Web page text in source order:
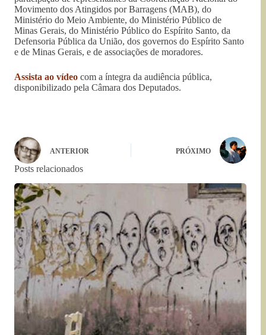
Movimento dos Atingidos por Barragens (MAB), do
Ministério do Meio Ambiente, do Ministério Público de
Minas Gerais, do Ministério Público do Espírito Santo, da
Defensoria Pública da União, dos governos do Espírito Santo
e de Minas Gerais, e de associações de moradores.
Assista ao vídeo com a íntegra da audiência pública,
disponibilizado pela Câmara dos Deputados.
ANTERIOR PRÓXIMO
Posts relacionados